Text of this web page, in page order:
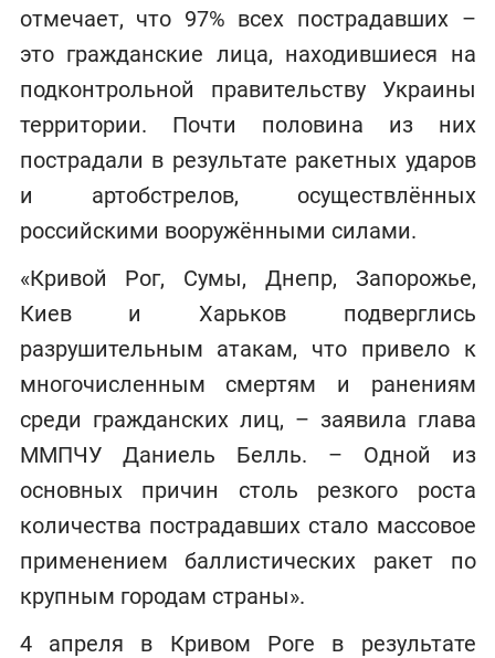
отмечает, что 97% всех пострадавших –
это гражданские лица, находившиеся на
подконтрольной правительству Украины
территории. Почти половина из них
пострадали в результате ракетных ударов
и артобстрелов, осуществлённых
российскими вооружёнными силами.
«Кривой Рог, Сумы, Днепр, Запорожье,
Киев и Харьков подверглись
разрушительным атакам, что привело к
многочисленным смертям и ранениям
среди гражданских лиц, – заявила глава
ММПЧУ Даниель Белль. – Одной из
основных причин столь резкого роста
количества пострадавших стало массовое
применением баллистических ракет по
крупным городам страны».
4 апреля в Кривом Роге в результате